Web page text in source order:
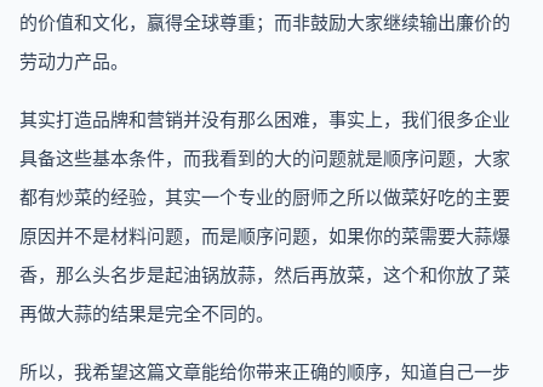
的价值和文化，赢得全球尊重；而非鼓励大家继续输出廉价的
劳动力产品。
其实打造品牌和营销并没有那么困难，事实上，我们很多企业
具备这些基本条件，而我看到的大的问题就是顺序问题，大家
都有炒菜的经验，其实一个专业的厨师之所以做菜好吃的主要
原因并不是材料问题，而是顺序问题，如果你的菜需要大蒜爆
香，那么头名步是起油锅放蒜，然后再放菜，这个和你放了菜
再做大蒜的结果是完全不同的。
所以，我希望这篇文章能给你带来正确的顺序，知道自己一步